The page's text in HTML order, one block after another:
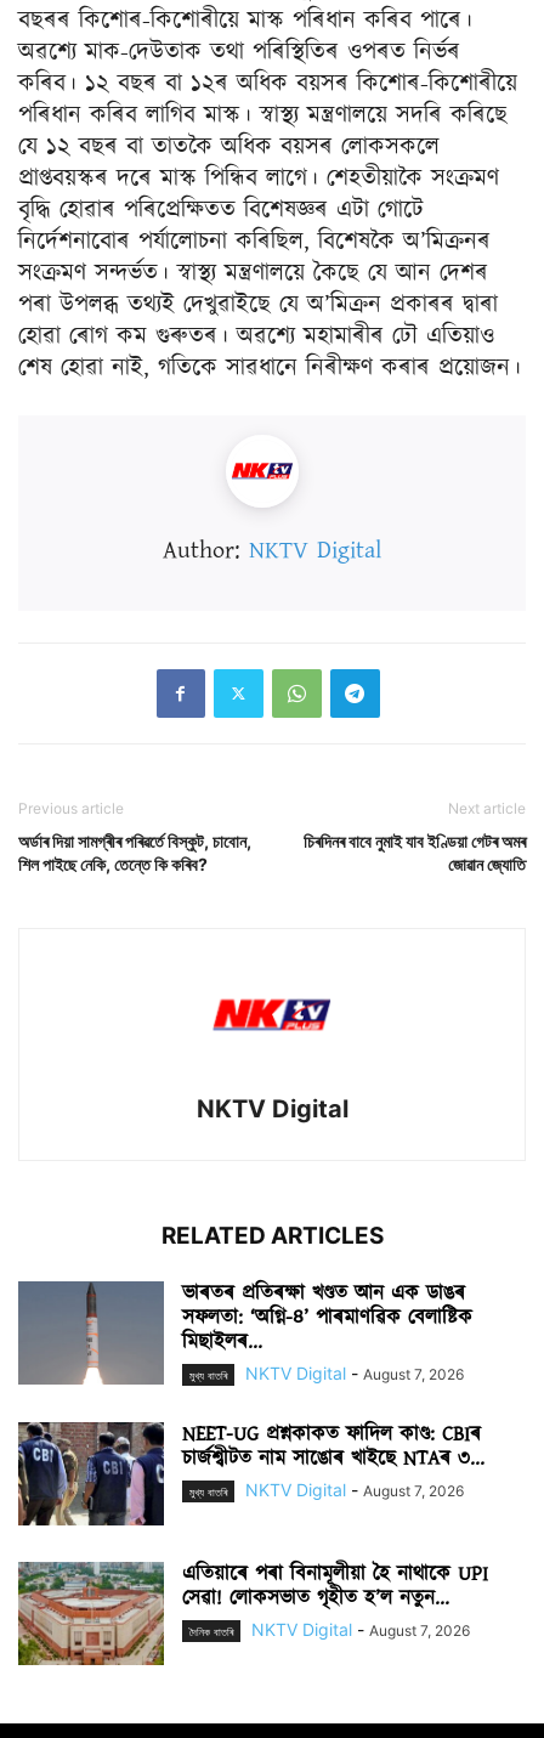
বছৰৰ কিশোৰ-কিশোৰীয়ে মাস্ক পৰিধান কৰিব পাৰে।
অৱশ্যে মাক-দেউতাক তথা পৰিস্থিতিৰ ওপৰত নিৰ্ভৰ
কৰিব। ১২ বছৰ বা ১২ৰ অধিক বয়সৰ কিশোৰ-কিশোৰীয়ে
পৰিধান কৰিব লাগিব মাস্ক। স্বাস্থ্য মন্ত্ৰণালয়ে সদৰি কৰিছে
যে ১২ বছৰ বা তাতকৈ অধিক বয়সৰ লোকসকলে
প্ৰাপ্তবয়স্কৰ দৰে মাস্ক পিন্ধিব লাগে। শেহতীয়াকৈ সংক্ৰমণ
বৃদ্ধি হোৱাৰ পৰিপ্ৰেক্ষিতত বিশেষজ্ঞৰ এটা গোটে
নিৰ্দেশনাবোৰ পৰ্যালোচনা কৰিছিল, বিশেষকৈ অ’মিক্ৰনৰ
সংক্ৰমণ সন্দৰ্ভত। স্বাস্থ্য মন্ত্ৰণালয়ে কৈছে যে আন দেশৰ
পৰা উপলব্ধ তথ্যই দেখুৱাইছে যে অ’মিক্ৰন প্ৰকাৰৰ দ্বাৰা
হোৱা ৰোগ কম গুৰুতৰ। অৱশ্যে মহামাৰীৰ ঢৌ এতিয়াও
শেষ হোৱা নাই, গতিকে সাৱধানে নিৰীক্ষণ কৰাৰ প্ৰয়োজন।
Author: NKTV Digital
Previous article
অৰ্ডাৰ দিয়া সামগ্ৰীৰ পৰিৱৰ্তে বিস্কুট, চাবোন,
শিল পাইছে নেকি, তেন্তে কি কৰিব?
Next article
চিৰদিনৰ বাবে নুমাই যাব ইণ্ডিয়া গেটৰ অমৰ
জোৱান জ্যোতি
NKTV Digital
RELATED ARTICLES
ভাৰতৰ প্ৰতিৰক্ষা খণ্ডত আন এক ডাঙৰ
সফলতা: ‘অগ্নি-৪’ পাৰমাণৱিক বেলাষ্টিক
মিছাইলৰ...
মুখ্য বাতৰি NKTV Digital - August 7, 2026
NEET-UG প্ৰশ্নকাকত ফাদিল কাণ্ড: CBIৰ
চাৰ্জশ্বীটত নাম সাঙোৰ খাইছে NTAৰ ৩...
মুখ্য বাতৰি NKTV Digital - August 7, 2026
এতিয়াৰে পৰা বিনামূলীয়া হৈ নাথাকে UPI
সেৱা! লোকসভাত গৃহীত হ’ল নতুন...
দৈনিক বাতৰি NKTV Digital - August 7, 2026